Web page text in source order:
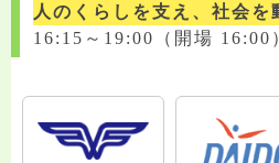
人のくらしを支え、社会を
16:15～19:00（開場 16:00